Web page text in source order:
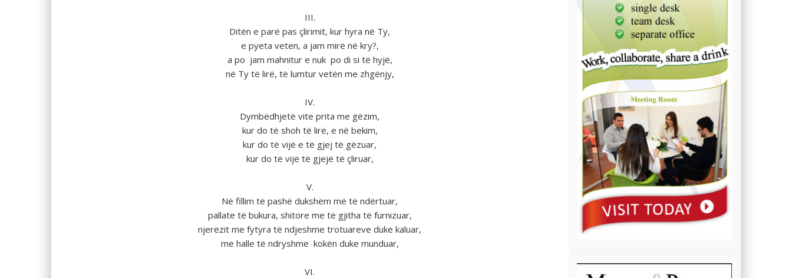
III.
Ditёn e parё pas çlirimit, kur hyra nё Ty,
e pyeta veten, a jam mirё nё kry?,
a po jam mahnitur e nuk po di si tё hyjë,
nё Ty tё lirё, tё lumtur vetёn me zhgёnjy,
IV.
Dymbëdhjetë vite prita me gёzim,
kur do tё shoh tё lirё, e nё bekim,
kur do tё vijё e tё gjej tё gёzuar,
kur do tё vijё tё gjejё tё çliruar,
V.
Nё fillim tё pashë dukshёm mё tё ndёrtuar,
pallate tё bukura, shitore me tё gjitha tё furnizuar,
njerëzit me fytyra tё ndjeshme trotuareve duke kaluar,
me halle tё ndryshme kokёn duke munduar,
VI.